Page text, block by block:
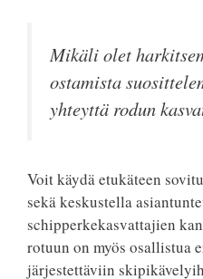
Mikäli olet
ostamista
yhteyttä rodun
Voit käydä etukäteen
sekä keskustella
schipperkekasvattajien
rotuun on myös osallistua
järjestettäviin